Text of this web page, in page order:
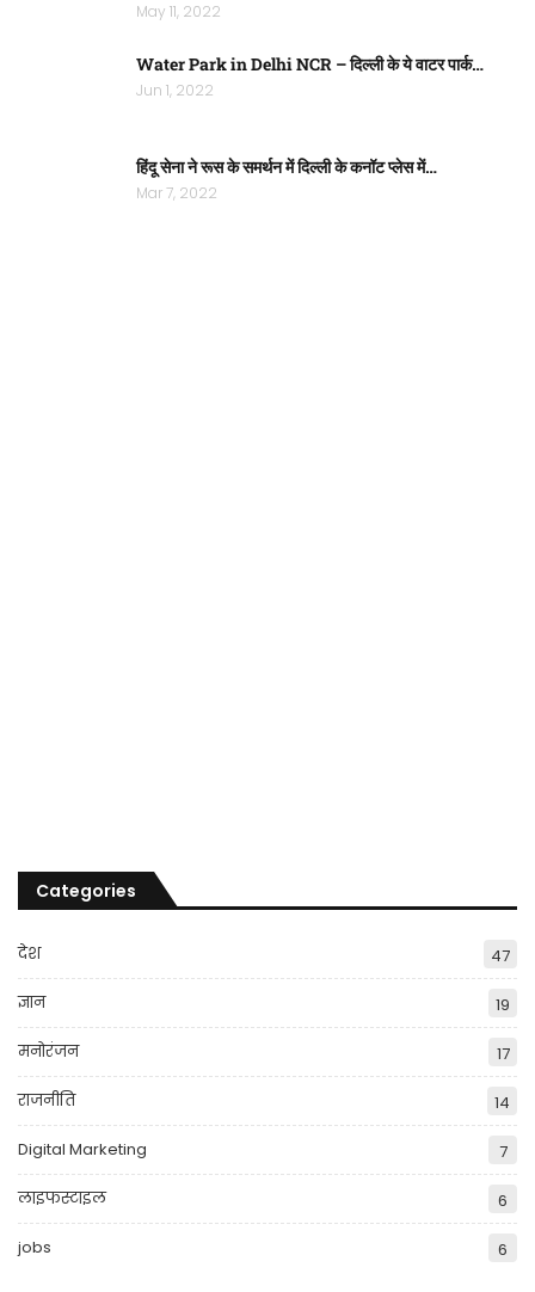
May 11, 2022
Water Park in Delhi NCR – दिल्ली के ये वाटर पार्क…
Jun 1, 2022
हिंदू सेना ने रूस के समर्थन में दिल्ली के कनॉट प्लेस में…
Mar 7, 2022
Categories
देश 47
ज्ञान 19
मनोरंजन 17
राजनीति 14
Digital Marketing 7
लाइफस्टाइल 6
jobs 6